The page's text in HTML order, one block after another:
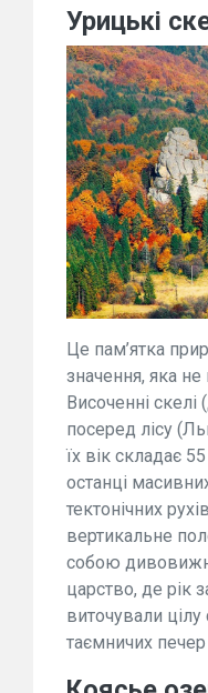
Урицькі
Це пам’ятка
значення, яка не
Височенні
посеред лісу
їх вік складає
останці
тектонічних
вертикальне
собою
царство, де рік
виточували цілу
таємничих печер